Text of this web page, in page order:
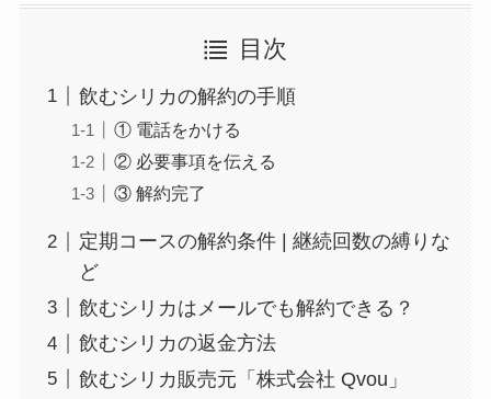
目次
飲むシリカの解約の手順
① 電話をかける
② 必要事項を伝える
③ 解約完了
定期コースの解約条件 | 継続回数の縛りな
ど
飲むシリカはメールでも解約できる？
飲むシリカの返金方法
飲むシリカ販売元「株式会社 Qvou」